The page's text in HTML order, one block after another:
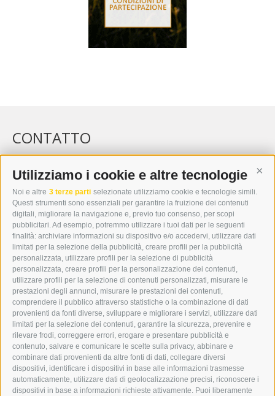
Utilizziamo i cookie e altre tecnologie
Noi e altre 3 terze parti selezionate utilizziamo cookie e tecnologie simili.
Questi strumenti sono essenziali per garantire la fruizione dei contenuti
digitali, migliorare la navigazione e, previo tuo consenso, per scopi
pubblicitari. Ad esempio, potremmo utilizzare i tuoi dati per le seguenti
finalità: archiviare informazioni su dispositivo e/o accedervi, utilizzare dati
limitati per la selezione della pubblicità, creare profili per la pubblicità
personalizzata, utilizzare profili per la selezione di pubblicità
personalizzata, creare profili per la personalizzazione dei contenuti,
utilizzare profili per la selezione di contenuti personalizzati, misurare le
prestazioni degli annunci, misurare le prestazioni dei contenuti,
comprendere il pubblico attraverso statistiche o la combinazione di dati
provenienti da fonti diverse, sviluppare e migliorare i servizi, utilizzare dati
limitati per la selezione dei contenuti, garantire la sicurezza, prevenire e
rilevare frodi, correggere errori, erogare e presentare pubblicità e
contenuto, salvare e comunicare le scelte sulla privacy, abbinare e
combinare dati provenienti da altre fonti di dati, collegare diversi
dispositivi, identificare i dispositivi in base alle informazioni trasmesse
automaticamente, utilizzare dati di geolocalizzazione precisi, riconoscere i
dispositivi in base a informazioni richieste attivamente. Puoi liberamente
CONTATTO
WIPP-MEDIA GMBH
DER ERKER
I-39049 VIPITENO
TEL.: +39 0472 766876
GRAFIK@DERERKER.IT
INFO@DERERKER.IT
BARBARA.FONTANA@DERERKER.IT
ERKER
PUBBLICITÀ NELL’ERKER
PUBBLICITÀ ONLINE
ADDEBITO DIRETTO SEPA
REGOLAMENTO COMMENTI
ONLINE VOTING
SERVICE